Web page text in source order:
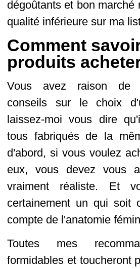
dégoûtants et bon marché
qualité inférieure sur ma
Comment
produits
Vous avez raison de
conseils sur le choix
laissez-moi vous dire
tous fabriqués de la
d'abord, si vous voulez
eux, vous devez vous
vraiment réaliste. Et
certainement un qui soit
compte de l'anatomie
Toutes mes
formidables et toucheront